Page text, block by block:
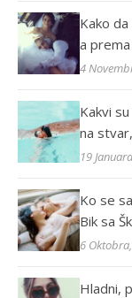
Kako
a
4
Kakvi
na
19
Ko se
Bik sa
6
Hladni,